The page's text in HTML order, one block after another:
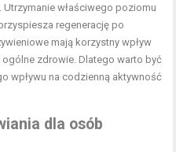
właściwego poziomu
regenerację po
mają korzystny wpływ
zdrowie. Dlatego warto być
wpływu na codzienną aktywność
dla osób